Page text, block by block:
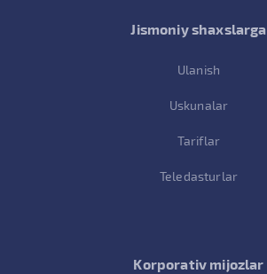
Jismoniy shaxslarga
Ulanish
Uskunalar
Tariflar
Teledasturlar
Korporativ mijozlar